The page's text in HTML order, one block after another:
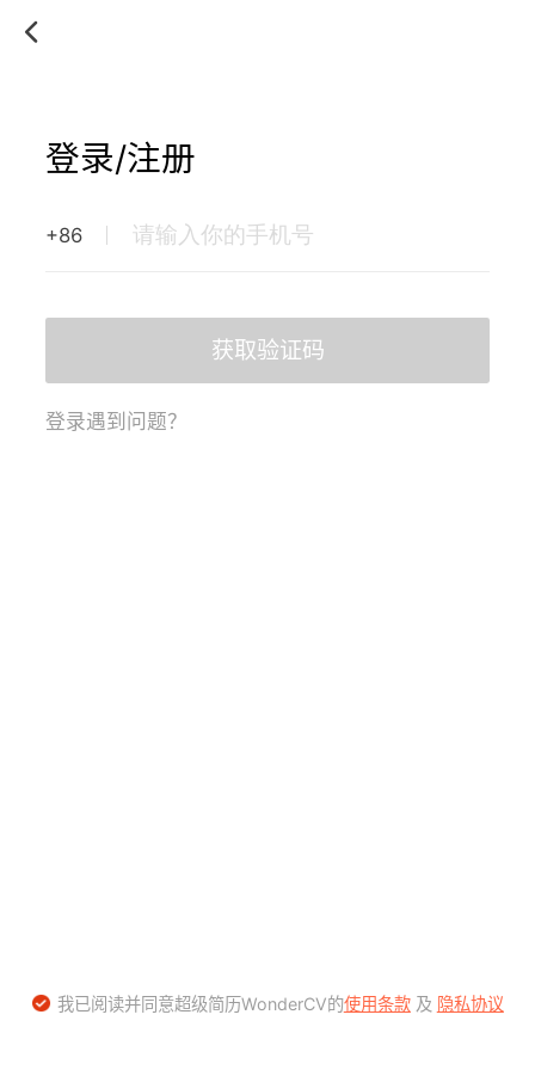
登录/注册
+86
获取验证码
登录遇到问题？
我已阅读并同意超级简历WonderCV的使用条款及 隐私协议